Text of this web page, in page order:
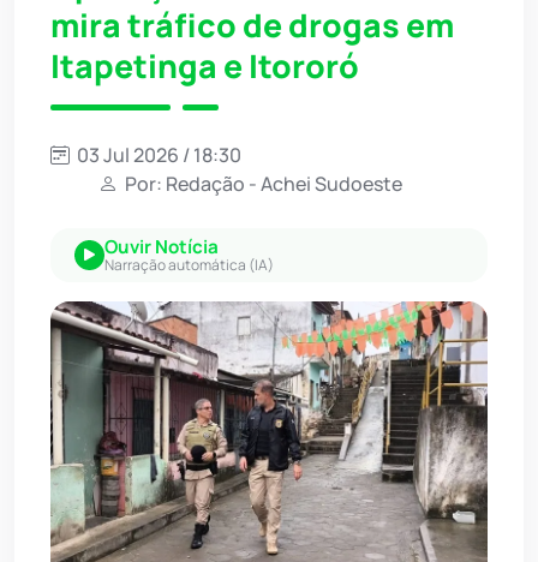
mira tráfico de drogas em
Itapetinga e Itororó
03 Jul 2026 / 18:30
Por: Redação - Achei Sudoeste
Ouvir Notícia
Narração automática (IA)